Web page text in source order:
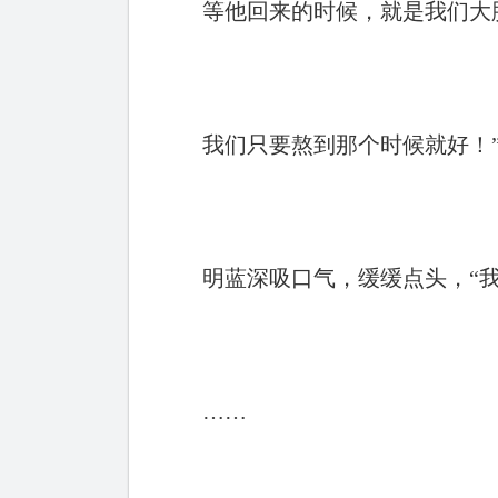
等他回来的时候，就是我们大
我们只要熬到那个时候就好！
明蓝深吸口气，缓缓点头，“
……